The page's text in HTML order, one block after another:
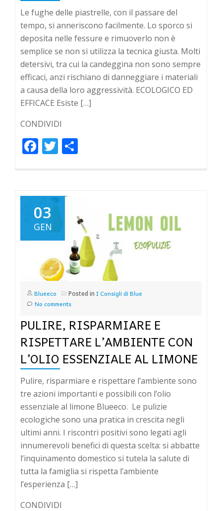
Le fughe delle piastrelle, con il passare del
tempo, si anneriscono facilmente. Lo sporco si
deposita nelle fessure e rimuoverlo non è
semplice se non si utilizza la tecnica giusta. Molti
detersivi, tra cui la candeggina non sono sempre
efficaci, anzi rischiano di danneggiare i materiali
a causa della loro aggressività. ECOLOGICO ED
EFFICACE Esiste […]
CONDIVIDI
FacebookTwitter
03
GEN
Blueeco Posted in I Consigli di Blue
No comments
PULIRE, RISPARMIARE E
RISPETTARE L’AMBIENTE CON
L’OLIO ESSENZIALE AL LIMONE
Pulire, risparmiare e rispettare l’ambiente sono
tre azioni importanti e possibili con l’olio
essenziale al limone Blueeco. Le pulizie
ecologiche sono una pratica in crescita negli
ultimi anni. I riscontri positivi sono legati agli
innumerevoli benefici di questa scelta: si abbatte
l’inquinamento domestico si tutela la salute di
tutta la famiglia si rispetta l’ambiente
l’esperienza […]
CONDIVIDI